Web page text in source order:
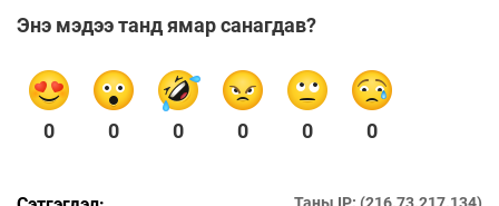
Энэ мэдээ танд ямар санагдав?
0 0 0 0 0 0
Таны IP: (216.73.217.134)